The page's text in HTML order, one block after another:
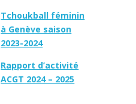
Tchoukball féminin
à Genève saison
2023-2024
Rapport d’activité
ACGT 2024 – 2025